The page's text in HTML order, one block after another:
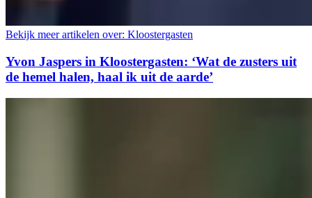
Bekijk meer artikelen over: Kloostergasten
Yvon Jaspers in Kloostergasten: ‘Wat de zusters uit
de hemel halen, haal ik uit de aarde’